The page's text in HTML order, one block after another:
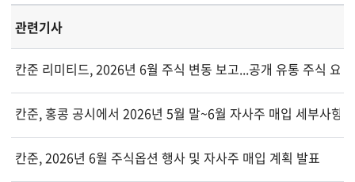
관련기사
칸준 리미티드, 2026년 6월 주식 변동 보고...공개 유통 주식 요
칸준, 홍콩 공시에서 2026년 5월 말~6월 자사주 매입 세부사항
칸준, 2026년 6월 주식옵션 행사 및 자사주 매입 계획 발표